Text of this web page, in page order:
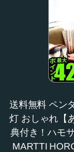
送料無料 ペン
灯 おしゃれ【
典付き！ハモ
MARTTI